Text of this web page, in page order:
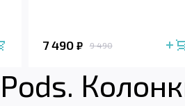
7 490 ₽ 9 490